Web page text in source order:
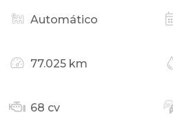
Automático
77.025 km
68 cv